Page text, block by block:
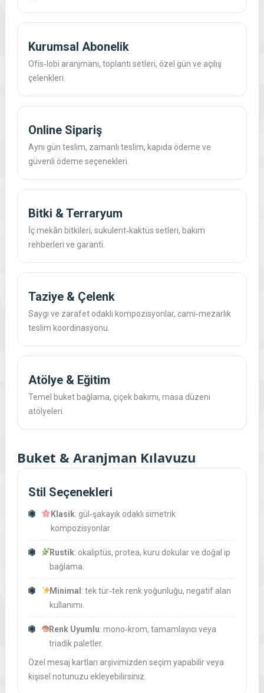
Kurumsal Abonelik
Ofis‑lobi aranjmanı, toplantı setleri, özel gün ve açılış
çelenkleri.
Online Sipariş
Aynı gün teslim, zamanlı teslim, kapıda ödeme ve
güvenli ödeme seçenekleri.
Bitki & Terraryum
İç mekân bitkileri, sukulent‑kaktüs setleri, bakım
rehberleri ve garanti.
Taziye & Çelenk
Saygı ve zarafet odaklı kompozisyonlar, cami‑mezarlık
teslim koordinasyonu.
Atölye & Eğitim
Temel buket bağlama, çiçek bakımı, masa düzeni
atölyeleri.
Buket & Aranjman Kılavuzu
Stil Seçenekleri
Klasik: gül‑şakayık odaklı simetrik
kompozisyonlar.
Rustik: okaliptüs, protea, kuru dokular ve doğal ip
bağlama.
Minimal : tek tür‑tek renk yoğunluğu, negatif alan
kullanımı.
Renk Uyumlu: mono‑krom, tamamlayıcı veya
triadik paletler.
Özel mesaj kartları arşivimizden seçim yapabilir veya
kişisel notunuzu ekleyebilirsiniz.